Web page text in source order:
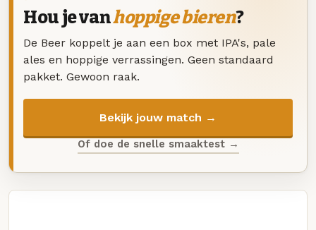
Hou je vanhoppige bieren?
De Beer koppelt je aan een box met IPA's, pale
ales en hoppige verrassingen. Geen standaard
pakket. Gewoon raak.
Bekijk jouw match →
Of doe de snelle smaaktest →